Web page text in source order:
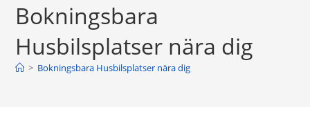
Bokningsbara
Husbilsplatser nära dig
> Bokningsbara Husbilsplatser nära dig